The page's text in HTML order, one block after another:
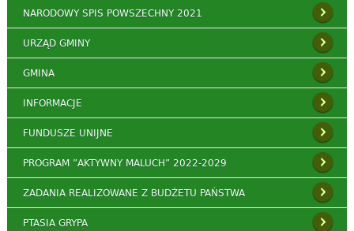
NARODOWY SPIS POWSZECHNY 2021
URZĄD GMINY
GMINA
INFORMACJE
FUNDUSZE UNIJNE
PROGRAM ”AKTYWNY MALUCH” 2022-2029
ZADANIA REALIZOWANE Z BUDŻETU PAŃSTWA
PTASIA GRYPA